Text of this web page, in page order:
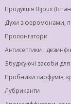
Продукція Bijoux
Духи з феромонами,
Пролонгатори
Антисептики і
Збуджуючі засоби для
Пробники парфумів,
Лубриканти